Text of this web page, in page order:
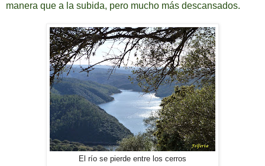
manera que a la subida, pero mucho más descansados.
El río se pierde entre los cerros